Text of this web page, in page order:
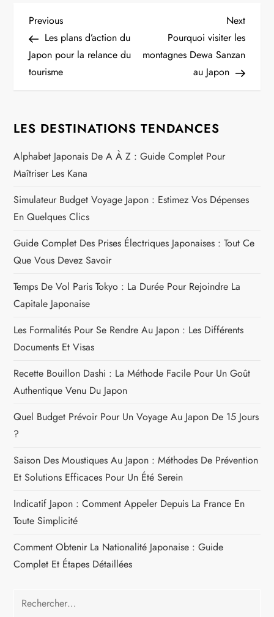
N
a
v
g
a
t
i
o
n
d
e
l
’
a
r
t
i
c
l
e
Previous
Post
Previous
Les plans d’action du
Japon pour la relance du
tourisme
Next
Post
Next
Pourquoi visiter les
montagnes Dewa Sanzan
au Japon
LES DESTINATIONS TENDANCES
Alphabet Japonais De A À Z : Guide Complet Pour
Maîtriser Les Kana
Simulateur Budget Voyage Japon : Estimez Vos Dépenses
En Quelques Clics
Guide Complet Des Prises Électriques Japonaises : Tout Ce
Que Vous Devez Savoir
Temps De Vol Paris Tokyo : La Durée Pour Rejoindre La
Capitale Japonaise
Les Formalités Pour Se Rendre Au Japon : Les Différents
Documents Et Visas
Recette Bouillon Dashi : La Méthode Facile Pour Un Goût
Authentique Venu Du Japon
Quel Budget Prévoir Pour Un Voyage Au Japon De 15 Jours
?
Saison Des Moustiques Au Japon : Méthodes De Prévention
Et Solutions Efficaces Pour Un Été Serein
Indicatif Japon : Comment Appeler Depuis La France En
Toute Simplicité
Comment Obtenir La Nationalité Japonaise : Guide
Complet Et Étapes Détaillées
Rechercher :